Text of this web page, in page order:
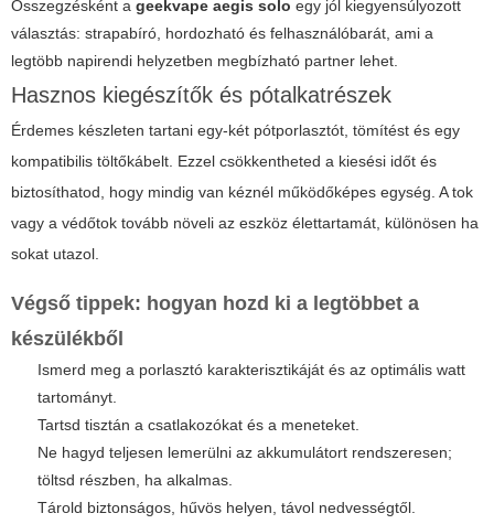
Összegzésként a geekvape aegis solo egy jól kiegyensúlyozott
választás: strapabíró, hordozható és felhasználóbarát, ami a
legtöbb napirendi helyzetben megbízható partner lehet.
Hasznos kiegészítők és pótalkatrészek
Érdemes készleten tartani egy-két pótporlasztót, tömítést és egy
kompatibilis töltőkábelt. Ezzel csökkentheted a kiesési időt és
biztosíthatod, hogy mindig van kéznél működőképes egység. A tok
vagy a védőtok tovább növeli az eszköz élettartamát, különösen ha
sokat utazol.
Végső tippek: hogyan hozd ki a legtöbbet a
készülékből
Ismerd meg a porlasztó karakterisztikáját és az optimális watt
tartományt.
Tartsd tisztán a csatlakozókat és a meneteket.
Ne hagyd teljesen lemerülni az akkumulátort rendszeresen;
töltsd részben, ha alkalmas.
Tárold biztonságos, hűvös helyen, távol nedvességtől.